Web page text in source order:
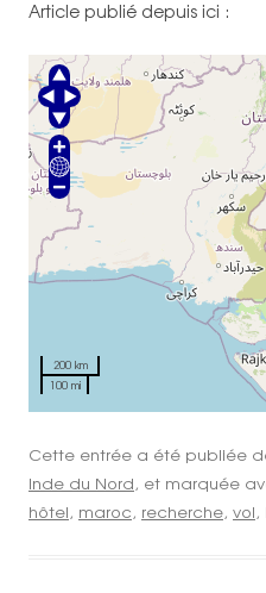
Article publié depuis ici :
200 km
100 mi
Cette entrée a été publiée
Inde du Nord, et marquée
hôtel, maroc, recherche, vol,